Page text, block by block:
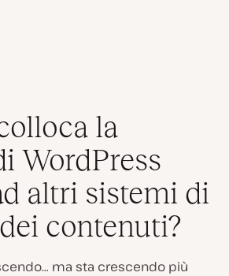
la
WordPress
altri sistemi di
contenuti?
ma sta crescendo più